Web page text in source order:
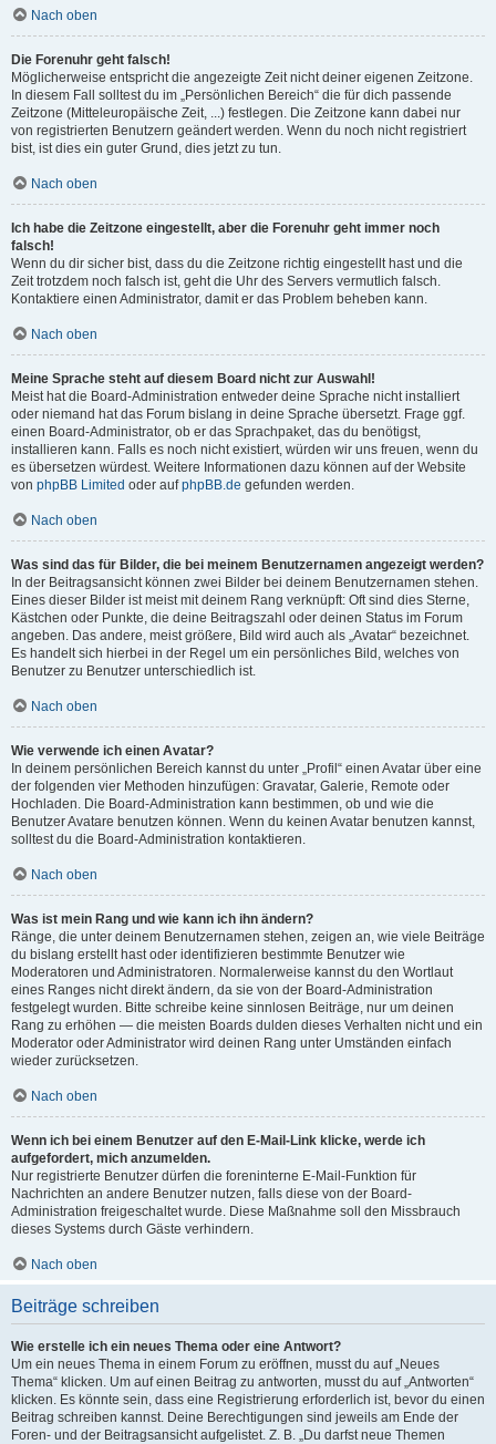
Nach oben
Die Forenuhr geht falsch!
Möglicherweise entspricht die angezeigte Zeit nicht deiner eigenen Zeitzone.
In diesem Fall solltest du im „Persönlichen Bereich“ die für dich passende
Zeitzone (Mitteleuropäische Zeit, ...) festlegen. Die Zeitzone kann dabei nur
von registrierten Benutzern geändert werden. Wenn du noch nicht registriert
bist, ist dies ein guter Grund, dies jetzt zu tun.
Nach oben
Ich habe die Zeitzone eingestellt, aber die Forenuhr geht immer noch
falsch!
Wenn du dir sicher bist, dass du die Zeitzone richtig eingestellt hast und die
Zeit trotzdem noch falsch ist, geht die Uhr des Servers vermutlich falsch.
Kontaktiere einen Administrator, damit er das Problem beheben kann.
Nach oben
Meine Sprache steht auf diesem Board nicht zur Auswahl!
Meist hat die Board-Administration entweder deine Sprache nicht installiert
oder niemand hat das Forum bislang in deine Sprache übersetzt. Frage ggf.
einen Board-Administrator, ob er das Sprachpaket, das du benötigst,
installieren kann. Falls es noch nicht existiert, würden wir uns freuen, wenn du
es übersetzen würdest. Weitere Informationen dazu können auf der Website
von phpBB Limited oder aufphpBB.de gefunden werden.
Nach oben
Was sind das für Bilder, die bei meinem Benutzernamen angezeigt werden?
In der Beitragsansicht können zwei Bilder bei deinem Benutzernamen stehen.
Eines dieser Bilder ist meist mit deinem Rang verknüpft: Oft sind dies Sterne,
Kästchen oder Punkte, die deine Beitragszahl oder deinen Status im Forum
angeben. Das andere, meist größere, Bild wird auch als „Avatar“ bezeichnet.
Es handelt sich hierbei in der Regel um ein persönliches Bild, welches von
Benutzer zu Benutzer unterschiedlich ist.
Nach oben
Wie verwende ich einen Avatar?
In deinem persönlichen Bereich kannst du unter „Profil“ einen Avatar über eine
der folgenden vier Methoden hinzufügen: Gravatar, Galerie, Remote oder
Hochladen. Die Board-Administration kann bestimmen, ob und wie die
Benutzer Avatare benutzen können. Wenn du keinen Avatar benutzen kannst,
solltest du die Board-Administration kontaktieren.
Nach oben
Was ist mein Rang und wie kann ich ihn ändern?
Ränge, die unter deinem Benutzernamen stehen, zeigen an, wie viele Beiträge
du bislang erstellt hast oder identifizieren bestimmte Benutzer wie
Moderatoren und Administratoren. Normalerweise kannst du den Wortlaut
eines Ranges nicht direkt ändern, da sie von der Board-Administration
festgelegt wurden. Bitte schreibe keine sinnlosen Beiträge, nur um deinen
Rang zu erhöhen — die meisten Boards dulden dieses Verhalten nicht und ein
Moderator oder Administrator wird deinen Rang unter Umständen einfach
wieder zurücksetzen.
Nach oben
Wenn ich bei einem Benutzer auf den E-Mail-Link klicke, werde ich
aufgefordert, mich anzumelden.
Nur registrierte Benutzer dürfen die foreninterne E-Mail-Funktion für
Nachrichten an andere Benutzer nutzen, falls diese von der Board-
Administration freigeschaltet wurde. Diese Maßnahme soll den Missbrauch
dieses Systems durch Gäste verhindern.
Nach oben
Beiträge schreiben
Wie erstelle ich ein neues Thema oder eine Antwort?
Um ein neues Thema in einem Forum zu eröffnen, musst du auf „Neues
Thema“ klicken. Um auf einen Beitrag zu antworten, musst du auf „Antworten“
klicken. Es könnte sein, dass eine Registrierung erforderlich ist, bevor du einen
Beitrag schreiben kannst. Deine Berechtigungen sind jeweils am Ende der
Foren- und der Beitragsansicht aufgelistet. Z. B. „Du darfst neue Themen